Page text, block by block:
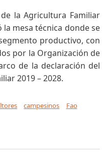
la Agricultura Familiar
mesa técnica donde se
productivo, con
por la Organización de
de la declaración del
2019 – 2028.
campesinos Fao